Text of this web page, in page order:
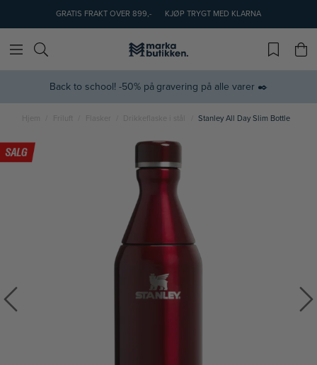
GRATIS FRAKT OVER 899,- KJØP TRYGT MED KLARNA
Back to school! -50% på gravering på alle varer ✒️
Hjem Friluft Flasker Drikkeflaske i stål Stanley All Day Slim Bottle